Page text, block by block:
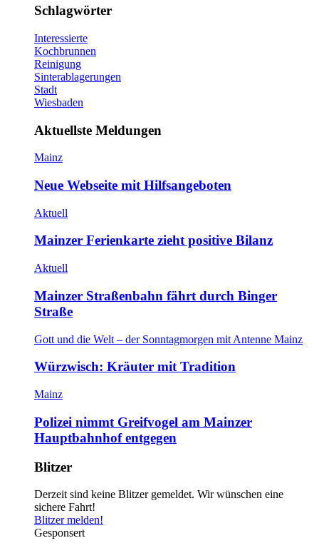
Schlagwörter
Interessierte
Kochbrunnen
Reinigung
Sinterablagerungen
Stadt
Wiesbaden
Aktuellste Meldungen
Mainz
Neue Webseite mit Hilfsangeboten
Aktuell
Mainzer Ferienkarte zieht positive Bilanz
Aktuell
Mainzer Straßenbahn fährt durch Binger
Straße
Gott und die Welt – der Sonntagmorgen mit Antenne Mainz
Würzwisch: Kräuter mit Tradition
Mainz
Polizei nimmt Greifvogel am Mainzer
Hauptbahnhof entgegen
Blitzer
Derzeit sind keine Blitzer gemeldet. Wir wünschen eine
sichere Fahrt!
Blitzer melden!
Gesponsert